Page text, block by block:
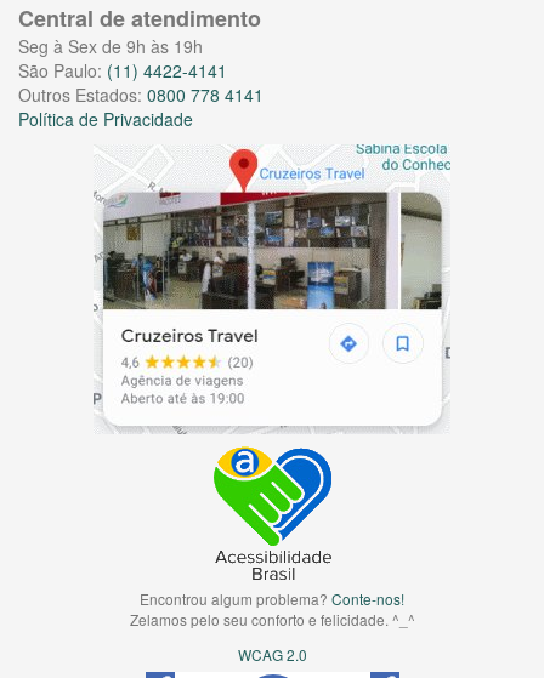
Central de atendimento
Seg à Sex de 9h às 19h
São Paulo: (11) 4422-4141
Outros Estados: 0800 778 4141
Política de Privacidade
Encontrou algum problema? Conte-nos!
Zelamos pelo seu conforto e felicidade. ^_^
WCAG 2.0